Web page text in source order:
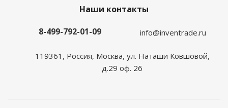
Наши контакты
8-499-792-01-09
info@inventrade.ru
119361, Россия, Москва, ул. Наташи Ковшовой,
д.29 оф. 26